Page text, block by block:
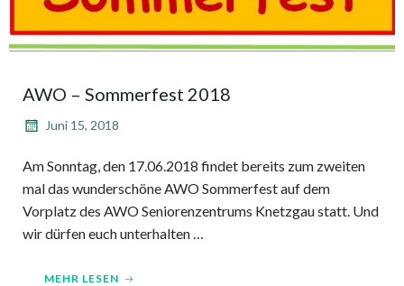
AWO – Sommerfest 2018
Juni 15, 2018
Am Sonntag, den 17.06.2018 findet bereits zum zweiten
mal das wunderschöne AWO Sommerfest auf dem
Vorplatz des AWO Seniorenzentrums Knetzgau statt. Und
wir dürfen euch unterhalten …
MEHR LESEN